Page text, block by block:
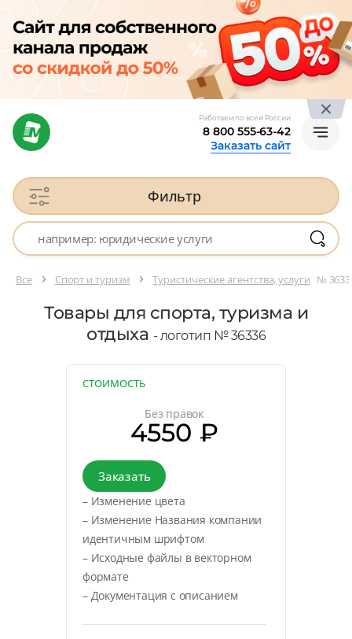
Работаем по всей России
8 800 555-63-42
Заказать сайт
Фильтр
Все Спорт и туризм Туристические агентства, услуги №
Товары для спорта, туризма и
отдыха - логотип № 36336
СТОИМОСТЬ
Без правок
4550 ₽
Заказать
– Изменение цвета
– Изменение Названия компании
идентичным шрифтом
– Исходные файлы в векторном
формате
– Документация с описанием